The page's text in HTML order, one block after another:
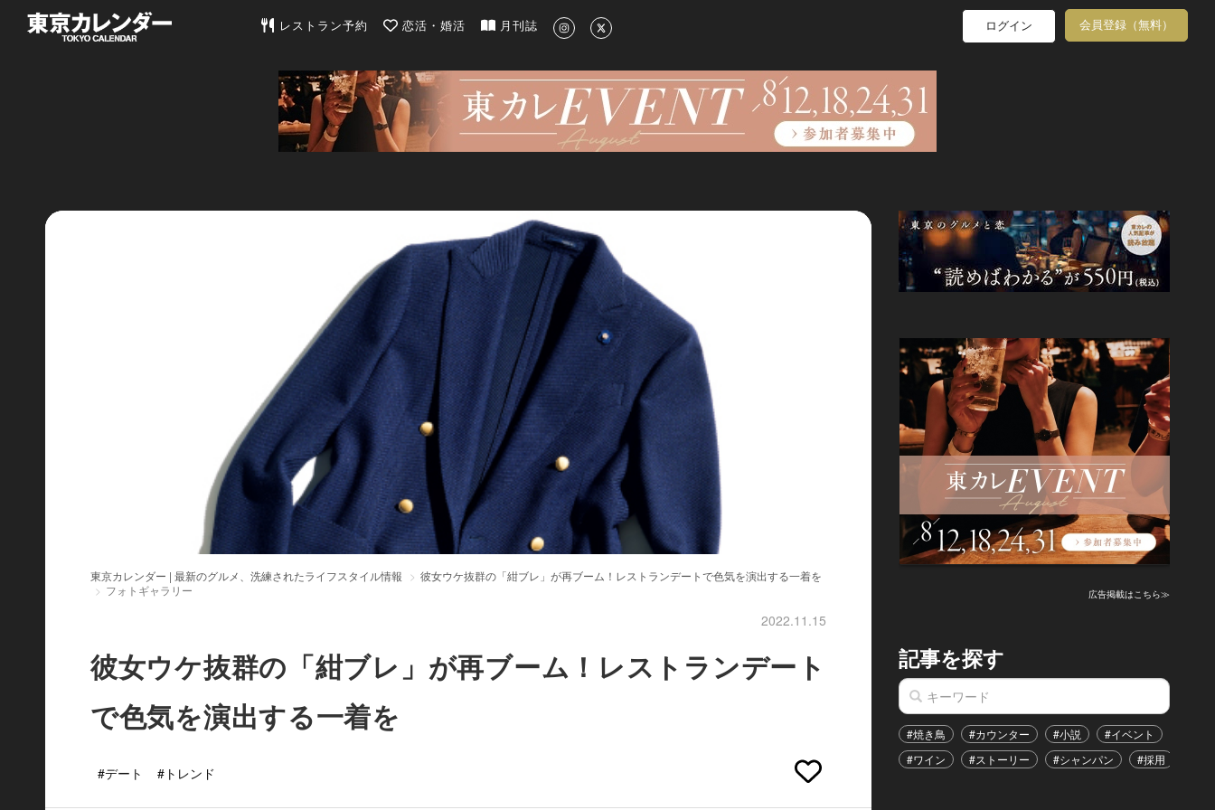
東京カレンダー | 最新のグルメ、洗練されたライフスタイル情報
レストラン予約 恋活・婚活 月刊誌 ログイン 会員登録（無料）
東京カレンダー | 最新のグルメ、洗練されたライフスタイル情報
彼女ウケ抜群の「紺ブレ」が再ブーム！レストランデートで色気を演出する一着を
フォトギャラリー
2022.11.15
彼女ウケ抜群の「紺ブレ」が再ブーム！レストランデート
で色気を演出する一着を
#デート #トレンド
広告掲載はこちら≫
記事を探す
#焼き鳥 #カウンター #小説 #イベント
#ワイン
#ストーリー #シャンパン #採用